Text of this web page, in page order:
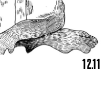
12.11